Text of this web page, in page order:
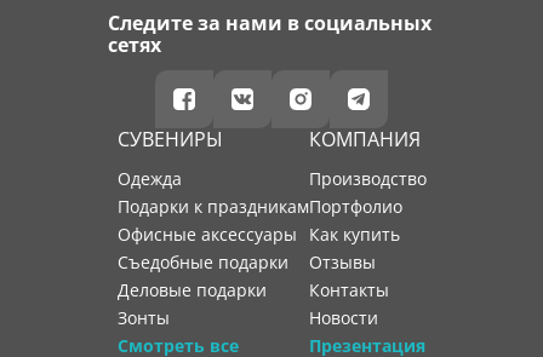
Следите за нами в социальных
сетях
СУВЕНИРЫ
Одежда
Подарки к праздникам
Офисные аксессуары
Съедобные подарки
Деловые подарки
Зонты
Смотреть все
КОМПАНИЯ
производство
портфолио
как купить
отзывы
контакты
новости
Презентация